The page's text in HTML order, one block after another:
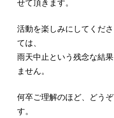
せて頂きます。
活動を楽しみにしてくだ
ては、
雨天中止という残念な結
ません。
何卒ご理解のほど、どう
す。